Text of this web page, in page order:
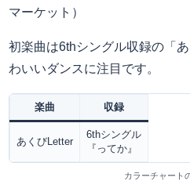
マーケット）
初楽曲は6thシングル収録の「
わいいダンスに注目です。
楽曲 収録
あくびLetter
6thシングル
『ってか』
カラーチャート